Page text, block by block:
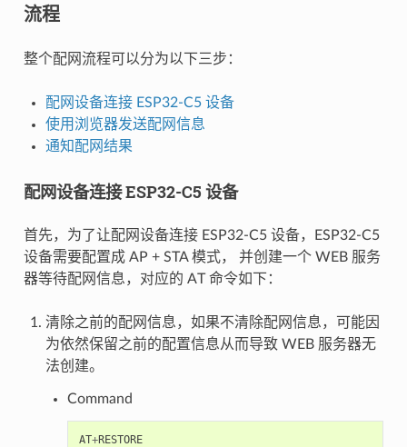
流程
整个配网流程可以分为以下三步：
配网设备连接 ESP32-C5 设备
使用浏览器发送配网信息
通知配网结果
配网设备连接 ESP32-C5 设备
首先，为了让配网设备连接 ESP32-C5 设备，ESP32-C5
设备需要配置成 AP + STA 模式， 并创建一个 WEB 服务
器等待配网信息，对应的 AT 命令如下：
清除之前的配网信息，如果不清除配网信息，可能因
为依然保留之前的配置信息从而导致 WEB 服务器无
法创建。
Command
AT+RESTORE